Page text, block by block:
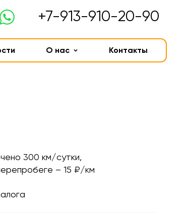
+7-913-910-20-90
О нас Контакты
300 км/сутки,
– 15 ₽/км